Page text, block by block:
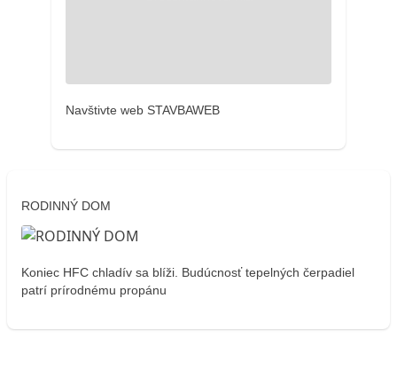
Navštivte web STAVBAWEB
RODINNÝ DOM
Koniec HFC chladív sa blíži. Budúcnosť tepelných čerpadiel
patrí prírodnému propánu